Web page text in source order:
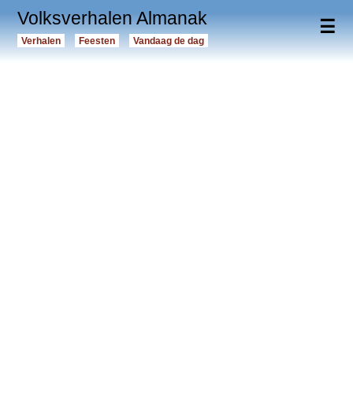
☰
Volksverhalen Almanak
Verhalen Feesten Vandaag de dag